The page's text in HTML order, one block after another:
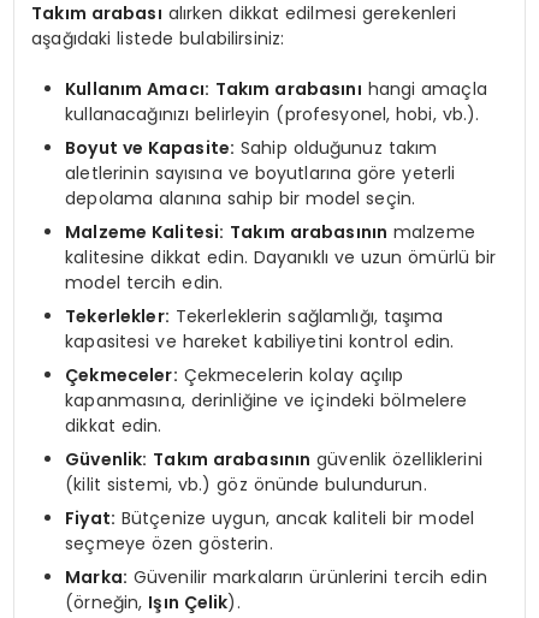
Takım arabası alırken dikkat edilmesi gerekenleri
aşağıdaki listede bulabilirsiniz:
Kullanım Amacı: Takım arabasını hangi amaçla
kullanacağınızı belirleyin (profesyonel, hobi, vb.).
Boyut ve Kapasite: Sahip olduğunuz takım
aletlerinin sayısına ve boyutlarına göre yeterli
depolama alanına sahip bir model seçin.
Malzeme Kalitesi: Takım arabasının malzeme
kalitesine dikkat edin. Dayanıklı ve uzun ömürlü bir
model tercih edin.
Tekerlekler: Tekerleklerin sağlamlığı, taşıma
kapasitesi ve hareket kabiliyetini kontrol edin.
Çekmeceler: Çekmecelerin kolay açılıp
kapanmasına, derinliğine ve içindeki bölmelere
dikkat edin.
Güvenlik: Takım arabasının güvenlik özelliklerini
(kilit sistemi, vb.) göz önünde bulundurun.
Fiyat: Bütçenize uygun, ancak kaliteli bir model
seçmeye özen gösterin.
Marka: Güvenilir markaların ürünlerini tercih edin
(örneğin, Işın Çelik).